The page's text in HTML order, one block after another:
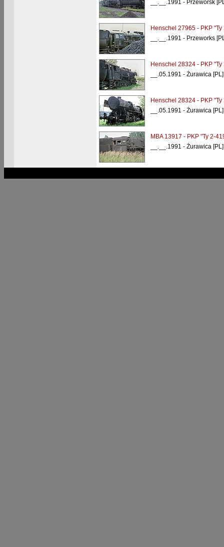
__.__.1991 - Przeworsk
Henschel 27965 - PKP "Ty
__.__.1991 - Przeworks
Henschel 28324 - PKP "Ty
__.05.1991 - Żurawica [PL]
Henschel 28324 - PKP "Ty
__.05.1991 - Żurawica [PL]
MBA 13917 - PKP "Ty 2-
__.__.1991 - Żurawica [PL]